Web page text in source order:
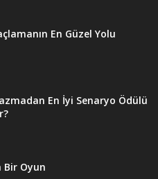
En Güzel Yolu
En İyi Senaryo Ödülü
Bir Oyun